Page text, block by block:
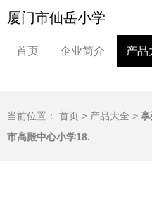
厦门市仙岳小学
首页 企业简介 产品
当前位置： 首页 > 产品大全 >
市高殿中心小学18.